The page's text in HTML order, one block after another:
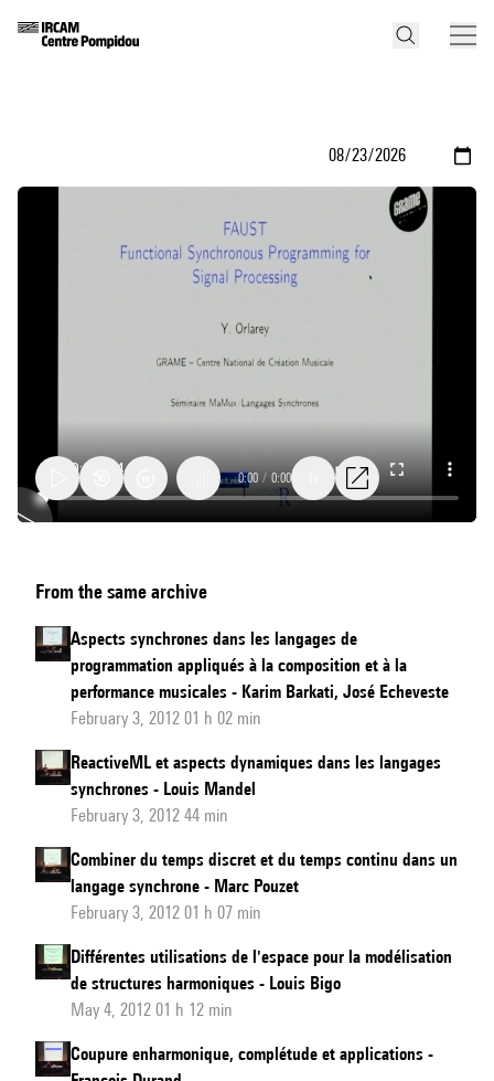
Functional
Synchronous
Programming
signal
processing
0:00 / 0:00
From the same archive
Aspects synchrones dans les langages de
programmation appliqués à la composition et à la
performance musicales - Karim Barkati, José Echeveste
February 3, 2012 01 h 02 min
ReactiveML et aspects dynamiques dans les langages
synchrones - Louis Mandel
February 3, 2012 44 min
Combiner du temps discret et du temps continu dans un
langage synchrone - Marc Pouzet
February 3, 2012 01 h 07 min
Différentes utilisations de l'espace pour la modélisation
de structures harmoniques - Louis Bigo
May 4, 2012 01 h 12 min
Coupure enharmonique, complétude et applications -